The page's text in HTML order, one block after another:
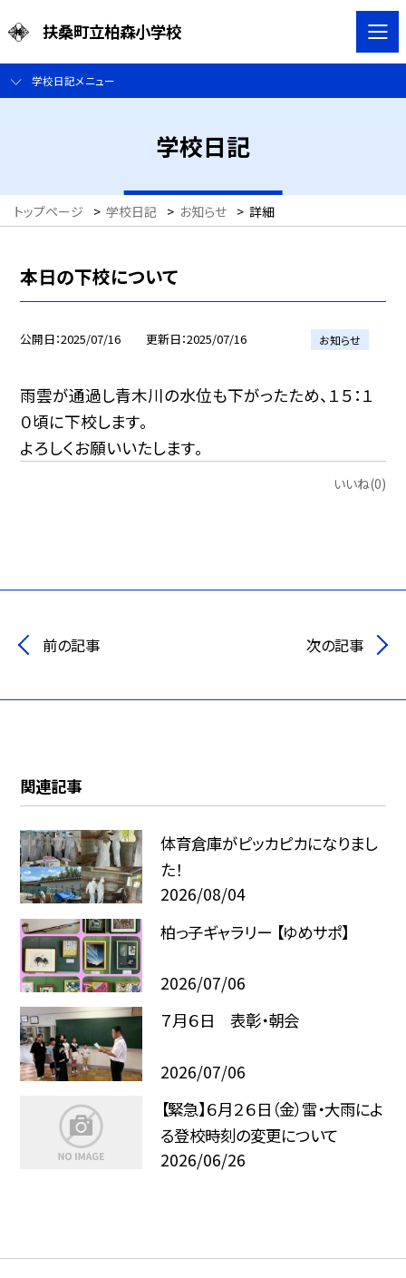
扶桑町立柏森小学校
学校日記メニュー
学校日記
トップページ > 学校日記 > お知らせ > 詳細
本日の下校について
公開日 2025/07/16 更新日 2025/07/16 お知らせ
雨雲が通過し青木川の水位も下がったため、１５：１
０頃に下校します。
よろしくお願いいたします。
いいね(0)
前の記事 次の記事
関連記事
体育倉庫がピッカピカになりまし
た！
2026/08/04
柏っ子ギャラリー 【ゆめサポ】
2026/07/06
７月６日 表彰・朝会
2026/07/06
【緊急】６月２６日（金）雷・大雨によ
る登校時刻の変更について
2026/06/26